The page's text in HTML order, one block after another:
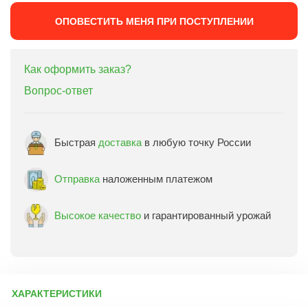
ОПОВЕСТИТЬ МЕНЯ ПРИ ПОСТУПЛЕНИИ
Как оформить заказ?
Вопрос-ответ
Быстрая доставка в любую точку России
Отправка наложенным платежом
Высокое качество и гарантированный урожай
ХАРАКТЕРИСТИКИ